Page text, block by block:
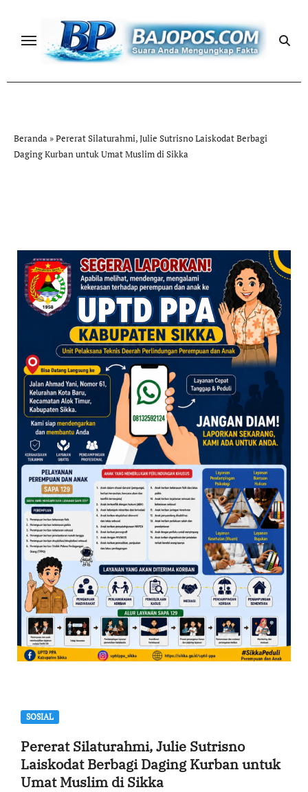
content
Beranda »Pererat Silaturahmi, Julie Sutrisno Laiskodat Berbagi
Daging Kurban untuk Umat Muslim di Sikka
SOSIAL
Pererat Silaturahmi, Julie Sutrisno
Laiskodat Berbagi Daging Kurban untuk
Umat Muslim di Sikka